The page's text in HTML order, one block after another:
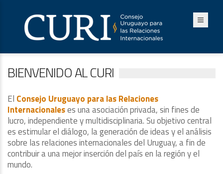
BIENVENIDO AL CURI
El Consejo Uruguayo para las Relaciones
Internacionaleses una asociación privada, sin fines de
lucro, independiente y multidisciplinaria. Su objetivo central
es estimular el diálogo, la generación de ideas y el análisis
sobre las relaciones internacionales del Uruguay, a fin de
contribuir a una mejor inserción del país en la región y el
mundo.